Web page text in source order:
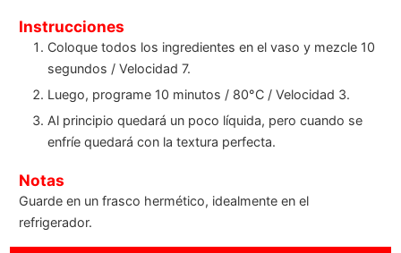
Instrucciones
Coloque todos los ingredientes en el vaso y mezcle 10
segundos / Velocidad 7.
Luego, programe 10 minutos / 80°C / Velocidad 3.
Al principio quedará un poco líquida, pero cuando se
enfríe quedará con la textura perfecta.
Notas
Guarde en un frasco hermético, idealmente en el
refrigerador.